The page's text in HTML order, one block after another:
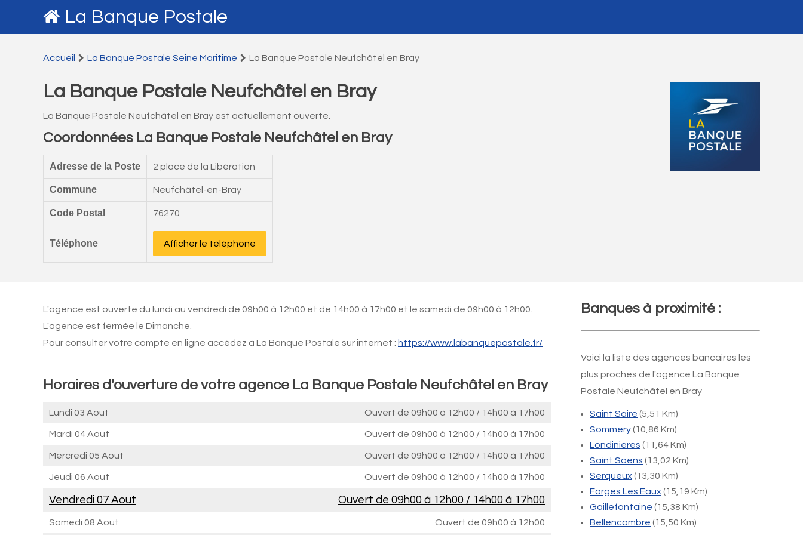
La Banque Postale
Accueil La Banque Postale Seine Maritime La Banque Postale Neufchâtel en Bray
La Banque Postale Neufchâtel en Bray
La Banque Postale Neufchâtel en Bray est actuellement ouverte.
Coordonnées La Banque Postale Neufchâtel en Bray
Adresse de la Poste 2 place de la Libération
Commune Neufchâtel-en-Bray
Code Postal 76270
Téléphone Afficher le téléphone
L'agence est ouverte du lundi au vendredi de 09h00 à 12h00 et de 14h00 à 17h00 et le samedi de 09h00 à 12h00.
L'agence est fermée le Dimanche.
Pour consulter votre compte en ligne accédez à La Banque Postale sur internet : https://www.labanquepostale.fr/
Horaires d'ouverture de votre agence La Banque Postale Neufchâtel en Bray
Lundi 03 Aout Ouvert de 09h00 à 12h00 / 14h00 à 17h00
Mardi 04 Aout Ouvert de 09h00 à 12h00 / 14h00 à 17h00
Mercredi 05 Aout Ouvert de 09h00 à 12h00 / 14h00 à 17h00
Jeudi 06 Aout Ouvert de 09h00 à 12h00 / 14h00 à 17h00
Vendredi 07 Aout Ouvert de 09h00 à 12h00 / 14h00 à 17h00
Samedi 08 Aout Ouvert de 09h00 à 12h00
Banques à proximité :
Voici la liste des agences bancaires les
plus proches de l'agence La Banque
Postale Neufchâtel en Bray
Saint Saire (5,51 Km)
Sommery(10,86 Km)
Londinieres (11,64 Km)
Saint Saens (13,02 Km)
Serqueux(13,30 Km)
Forges Les Eaux(15,19 Km)
Gaillefontaine (15,38 Km)
Bellencombre (15,50 Km)